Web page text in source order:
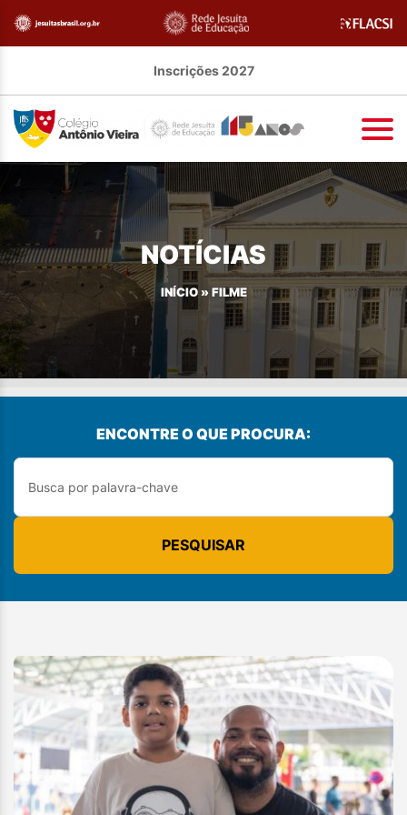
Inscrições 2027
NOTÍCIAS
INÍCIO» FILME
ENCONTRE O QUE PROCURA:
PESQUISAR